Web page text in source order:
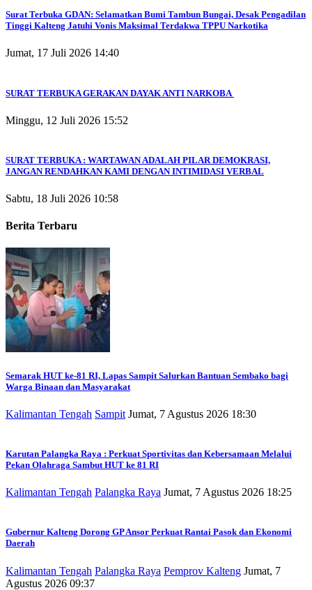
Surat Terbuka GDAN: Selamatkan Bumi Tambun Bungai, Desak Pengadilan
Tinggi Kalteng Jatuhi Vonis Maksimal Terdakwa TPPU Narkotika
Jumat, 17 Juli 2026 14:40
SURAT TERBUKA GERAKAN DAYAK ANTI NARKOBA
Minggu, 12 Juli 2026 15:52
SURAT TERBUKA : WARTAWAN ADALAH PILAR DEMOKRASI,
JANGAN RENDAHKAN KAMI DENGAN INTIMIDASI VERBAL
Sabtu, 18 Juli 2026 10:58
Berita Terbaru
Semarak HUT ke-81 RI, Lapas Sampit Salurkan Bantuan Sembako bagi
Warga Binaan dan Masyarakat
Kalimantan Tengah Sampit Jumat, 7 Agustus 2026 18:30
Karutan Palangka Raya : Perkuat Sportivitas dan Kebersamaan Melalui
Pekan Olahraga Sambut HUT ke 81 RI
Kalimantan Tengah Palangka Raya Jumat, 7 Agustus 2026 18:25
Gubernur Kalteng Dorong GP Ansor Perkuat Rantai Pasok dan Ekonomi
Daerah
Kalimantan Tengah Palangka Raya Pemprov Kalteng Jumat, 7
Agustus 2026 09:37